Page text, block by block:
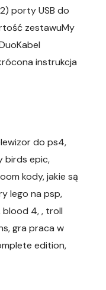
porty USB do
zestawuMy
instrukcja
do ps4,
birds epic,
kody, jakie są
lego na psp,
blood 4, , troll
gra praca w
edition,